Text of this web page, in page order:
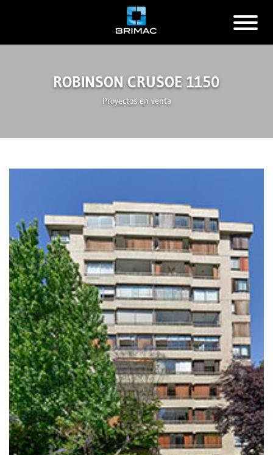
ROBINSON CRUSOE 1150
Proyectos en venta